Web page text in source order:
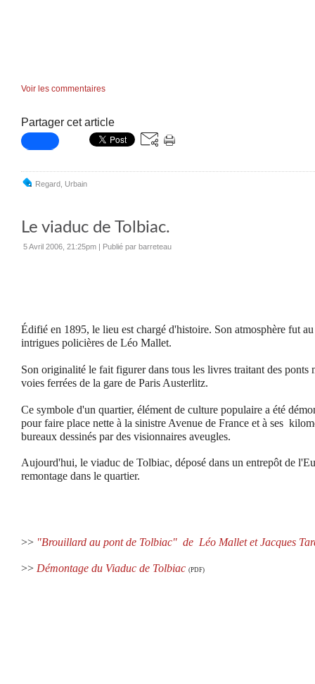
Voir les commentaires
Partager cet article
Regard Urbain
Le viaduc de Tolbiac.
5 Avril 2006, 21:25pm | Publié par barreteau
Édifié en 1895, le lieu est chargé d'histoire. Son atmosphère fut
intrigues policières de Léo Mallet.
Son originalité le fait figurer dans tous les livres traitant des ponts
voies ferrées de la gare de Paris Austerlitz.
Ce symbole d'un quartier, élément de culture populaire a été
pour faire place nette à la sinistre Avenue de France et à ses
bureaux dessinés par des visionnaires aveugles.
Aujourd'hui, le viaduc de Tolbiac, déposé dans un entrepôt de
remontage dans le quartier.
>> "Brouillard au pont de Tolbiac" de Léo Mallet et Jacques
>> Démontage du Viaduc de Tolbiac (PDF)